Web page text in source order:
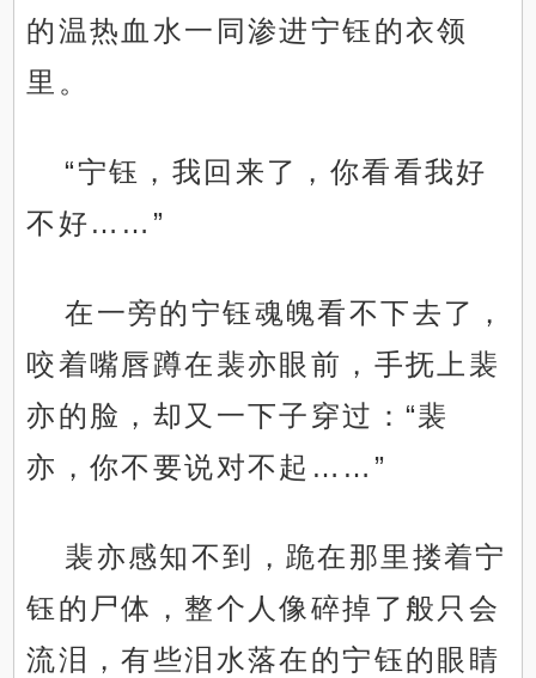
的温热血水一同渗进宁钰的衣领
里。
“宁钰，我回来了，你看看我好
不好……”
在一旁的宁钰魂魄看不下去了，
咬着嘴唇蹲在裴亦眼前，手抚上裴
亦的脸，却又一下子穿过：“裴
亦，你不要说对不起……”
裴亦感知不到，跪在那里搂着宁
钰的尸体，整个人像碎掉了般只会
流泪，有些泪水落在的宁钰的眼睛